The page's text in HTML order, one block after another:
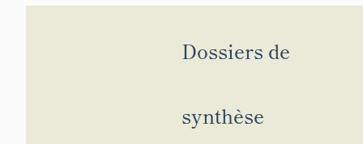
Dossiers de
synthèse